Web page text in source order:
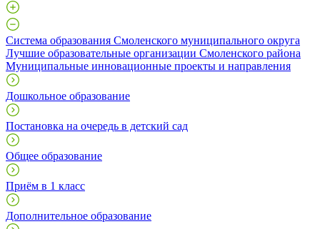
Система образования Смоленского муниципального округа
Лучшие образовательные организации Смоленского района
Муниципальные инновационные проекты и направления
Дошкольное образование
Постановка на очередь в детский сад
Общее образование
Приём в 1 класс
Дополнительное образование